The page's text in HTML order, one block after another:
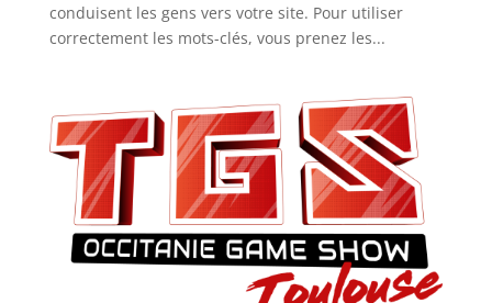
conduisent les gens vers votre site. Pour utiliser
correctement les mots-clés, vous prenez les...